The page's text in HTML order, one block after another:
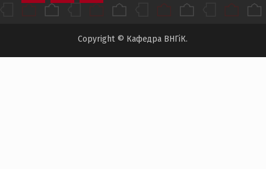
InstagramFacebookProfs.VNGK@khpi.edu.ua
Copyright © Кафедра ВНГіК.